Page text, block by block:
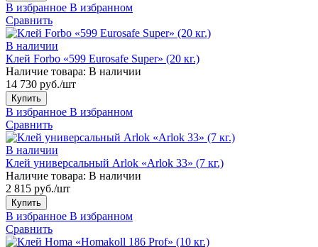
В избранное В избранном
Сравнить
В наличии
Клей Forbo «599 Eurosafe Super» (20 кг.)
Наличие товара: В наличии
14 730 руб./шт
Купить
В избранное В избранном
Сравнить
В наличии
Клей универсальный Arlok «Arlok 33» (7 кг.)
Наличие товара: В наличии
2 815 руб./шт
Купить
В избранное В избранном
Сравнить